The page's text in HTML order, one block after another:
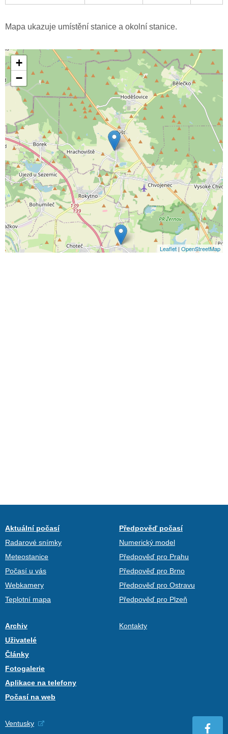
Mapa ukazuje umístění stanice a okolní stanice.
+
−
Leaflet | OpenStreetMap
Aktuální počasí
Radarové snímky
Meteostanice
Počasí u vás
Webkamery
Teplotní mapa
Předpověď počasí
Numerický model
Předpověď pro Prahu
Předpověď pro Brno
Předpověď pro Ostravu
Předpověď pro Plzeň
Archiv
Uživatelé
Články
Fotogalerie
Aplikace na telefony
Počasí na web
Kontakty
Ventusky